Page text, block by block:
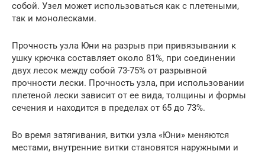
собой. Узел может использоваться как с плетеными,
так и монолесками.
Прочность узла Юни на разрыв при привязывании к
ушку крючка составляет около 81%, при соединении
двух лесок между собой 73-75% от разрывной
прочности лески. Прочность узла, при использовании
плетеной лески зависит от ее вида, толщины и формы
сечения и находится в пределах от 65 до 73%.
Во время затягивания, витки узла «Юни» меняются
местами, внутренние витки становятся наружными и